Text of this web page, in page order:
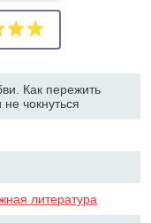
Как пережить
чокнуться
литература